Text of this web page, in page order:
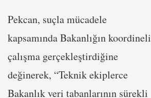
Pekcan, suçla mücadele
kapsamında Bakanlığın koordineli
çalışma gerçekleştirdiğine
değinerek, “Teknik ekiplerce
Bakanlık veri tabanlarının sürekli